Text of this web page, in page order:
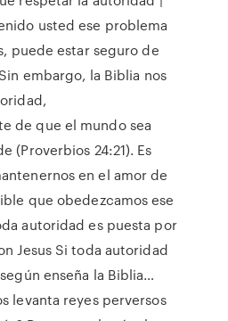
usted ese problema
puede estar seguro de
embargo, la Biblia nos
de que el mundo sea
(Proverbios 24:21). Es
en el amor de
que obedezcamos ese
autoridad es puesta por
Jesus Si toda autoridad
enseña la Biblia…
levanta reyes perversos